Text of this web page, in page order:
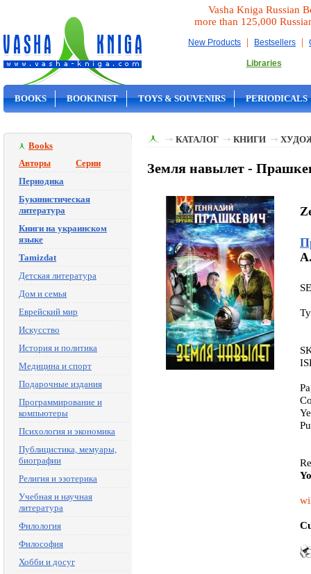
Vasha Kniga Russian
more than 125,000
New Products | Bestsellers |
Libraries
BOOKS BOOKINIST TOYS & SOUVENIRS PERIODICALS
Books
Авторы
Серии
Периодика
Букинистическая
литература
Книги на украинском
языке
Tamizdat
Детская литература
Дом и семья
Еврейский мир
Искусство
История и политика
Медицина и спорт
Подарочные издания
Программирование и
компьютеры
Психология и экономика
Публицистика, мемуары,
биографии
Религия и эзотерика
Учебная и научная
литература
Филология
Философия
Хобби и досуг
КАТАЛОГ КНИГИ
Земля навылет -